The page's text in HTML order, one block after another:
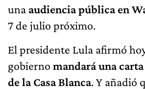
una audiencia pública en
7 de julio próximo.
El presidente Lula afirmó
gobierno mandará una
de la Casa Blanca. Y añadió